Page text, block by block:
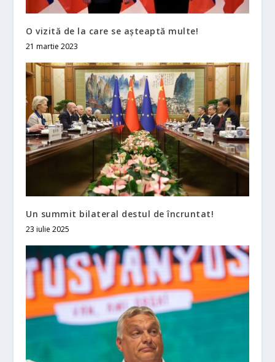
O vizită de la care se aşteaptă multe!
21 martie 2023
Un summit bilateral destul de încruntat!
23 iulie 2025